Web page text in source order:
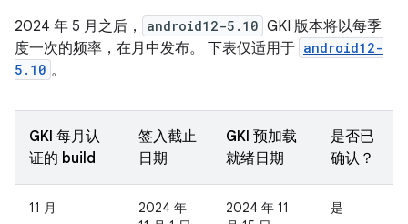
2024 年 5 月之后， android12-5.10 GKI 版本将以每季
度一次的频率，在月中发布。 下表仅适用于 android12-
5.10 。
GKI 每月认
证的 build
签入截止
日期
GKI 预加载
就绪日期
是否已
确认？
11 月
2024 年
2024 年 11
是